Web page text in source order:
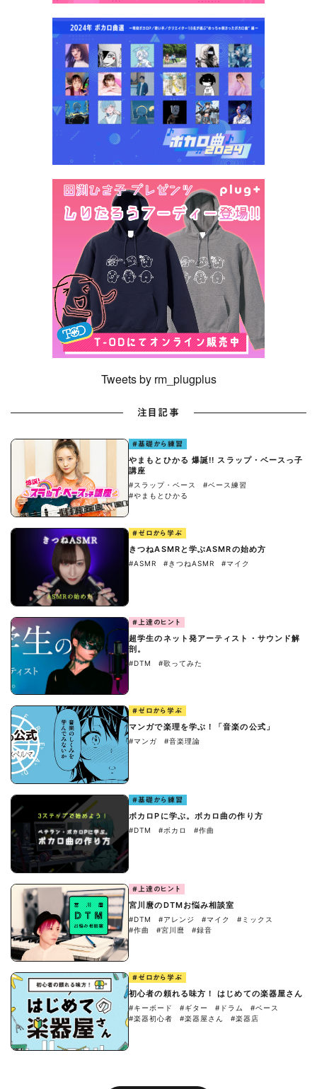
Tweets by rm_plugplus
注目記事
#基礎から練習
やまもとひかる 爆誕!! スラップ・ベースっ子
講座
#スラップ・ベース
#ベース練習
#やまもとひかる
#ゼロから学ぶ
きつねASMRと学ぶASMRの始め方
#ASMR #きつねASMR #マイク
#上達のヒント
超学生のネット発アーティスト・サウンド解
剖。
#DTM #歌ってみた
#ゼロから学ぶ
マンガで楽理を学ぶ！「音楽の公式」
#マンガ #音楽理論
#基礎から練習
ボカロPに学ぶ。ボカロ曲の作り方
#DTM #ボカロ #作曲
#上達のヒント
宮川麿のDTMお悩み相談室
#DTM #アレンジ #マイク
#ミックス
#作曲
#宮川麿 #録音
#ゼロから学ぶ
初心者の頼れる味方！ はじめての楽器屋さん
#キーボード #ギター #ドラム
#ベース
#楽器初心者
#楽器屋さん #楽器店